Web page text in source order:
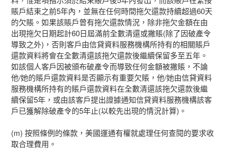
賬戶結束之前5年內，並無在任何時間拖欠還款持續超過60天
的欠賬。如果該賬戶曾有拖欠還款情況，除非拖欠金額在由
出現拖欠日期起計60日屆滿前全數清還或撇賬(除了因破產令
導致之外)，否則客戶由信貸資料服務機構所持有的相關賬戶
還款資料將會在全數清還該拖欠還款後繼續保留多至五年。
如該個人客戶因被頒布破產令而導致任何金額被撇賬，不論
他/她的賬戶還款資料是否顯示有重要欠賬，他/她由信貸資料
服務機構所持有的賬戶還款資料在全數清還該拖欠還款後繼
續保留5年，或由該客戶提出證據通知信貸資料服務機構該客
戶已獲解除破產令的5年止(以較先出現的情況計算)。
(m) 按照條例的條款，美國運通有權就處理任何查閱的要求收
取合理費用。